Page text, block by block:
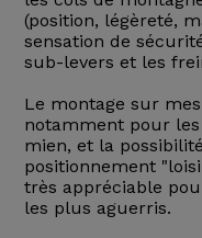
(position, légèreté,
sensation de
sub-levers et les
Le montage sur
notamment pour
mien, et la
positionnement
très appréciable
les plus aguerris.